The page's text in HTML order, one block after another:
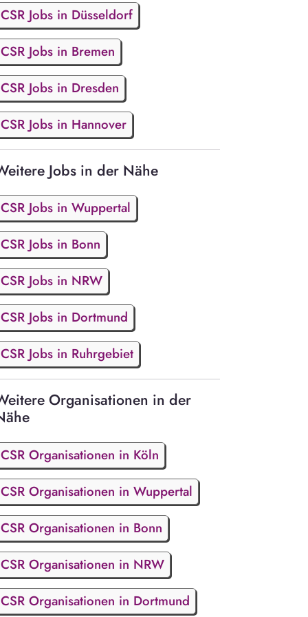
CSR Jobs in Düsseldorf
CSR Jobs in Bremen
CSR Jobs in Dresden
CSR Jobs in Hannover
Jobs in der Nähe
CSR Jobs in Wuppertal
CSR Jobs in Bonn
CSR Jobs in NRW
CSR Jobs in Dortmund
CSR Jobs in Ruhrgebiet
Organisationen in der
CSR Organisationen in Köln
CSR Organisationen in Wuppertal
CSR Organisationen in Bonn
CSR Organisationen in NRW
CSR Organisationen in Dortmund